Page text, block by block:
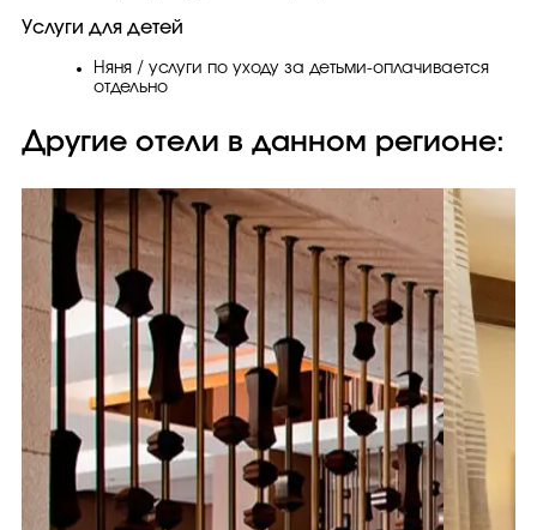
Услуги для детей
Няня / услуги по уходу за детьми-оплачивается
отдельно
Другие отели в данном регионе: